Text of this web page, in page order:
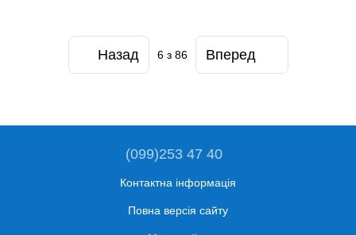
Назад 6з 86 Вперед
(099)253 47 40
Контактна інформація
Повна версія сайту